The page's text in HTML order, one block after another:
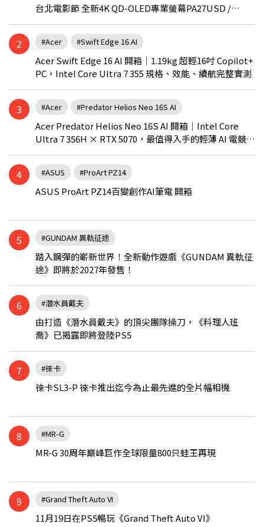
台北電影節 全新4K QD-OLED專業螢幕PA27USD /
PA279CDV乘勝追擊！
2 #Acer #Swift Edge 16 AI
Acer Swift Edge 16 AI 開箱｜1.19kg 超輕16吋 Copilot+
PC，Intel Core Ultra 7 355 規格、效能、續航完整實測
3 #Acer #Predator Helios Neo 16S AI
Acer Predator Helios Neo 16S AI 開箱｜Intel Core
Ultra 7 356H × RTX 5070，最值得入手的輕薄 AI 電競筆
電？
4 #ASUS #ProArt PZ14
ASUS ProArt PZ14百變創作AI筆電 開箱
5 #GUNDAM 異軌征途
踏入鋼彈的嶄新世界！全新動作遊戲《GUNDAM 異軌征
途》即將於2027年發售！
6 #潛水員戴夫
由打造《潛水員戴夫》的頂尖團隊操刀，《料理人班
喬》已揭露即將登陸PS5
7 #徠卡
徠卡SL3-P 徠卡推出迄今為止最先進的全片幅相機
8 #MR-G
MR-G 30周年巔峰巨作全球限量800只蛙王再現
9 #Grand Theft Auto VI
11月19日在PS5暢玩《Grand Theft Auto VI》